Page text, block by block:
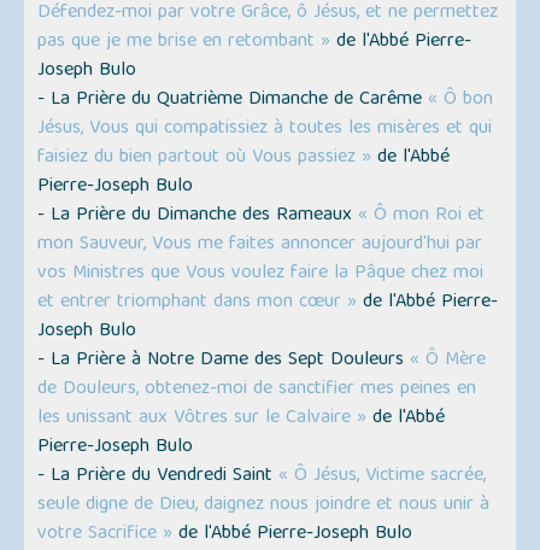
Défendez-moi par votre Grâce, ô Jésus, et ne permettez
pas que je me brise en retombant » de l'Abbé Pierre-
Joseph Bulo
- La Prière du Quatrième Dimanche de Carême « Ô bon
Jésus, Vous qui compatissiez à toutes les misères et qui
faisiez du bien partout où Vous passiez » de l'Abbé
Pierre-Joseph Bulo
- La Prière du Dimanche des Rameaux « Ô mon Roi et
mon Sauveur, Vous me faites annoncer aujourd'hui par
vos Ministres que Vous voulez faire la Pâque chez moi
et entrer triomphant dans mon cœur » de l'Abbé Pierre-
Joseph Bulo
- La Prière à Notre Dame des Sept Douleurs « Ô Mère
de Douleurs, obtenez-moi de sanctifier mes peines en
les unissant aux Vôtres sur le Calvaire » de l'Abbé
Pierre-Joseph Bulo
- La Prière du Vendredi Saint « Ô Jésus, Victime sacrée,
seule digne de Dieu, daignez nous joindre et nous unir à
votre Sacrifice » de l'Abbé Pierre-Joseph Bulo